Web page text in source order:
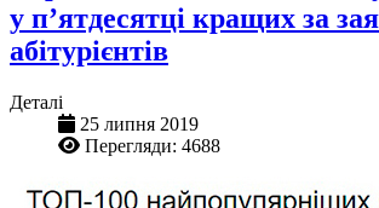
у п’ятдесятці кращих за
абітурієнтів
Деталі
25 липня 2019
Перегляди: 4688